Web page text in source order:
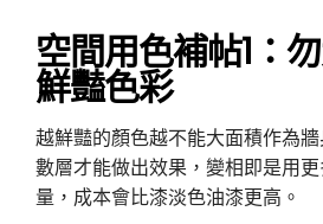
空間用色補帖1：
鮮豔色彩
越鮮豔的顏色越不能大面積作為
數層才能做出效果，變相即是用
量，成本會比漆淡色油漆更高。